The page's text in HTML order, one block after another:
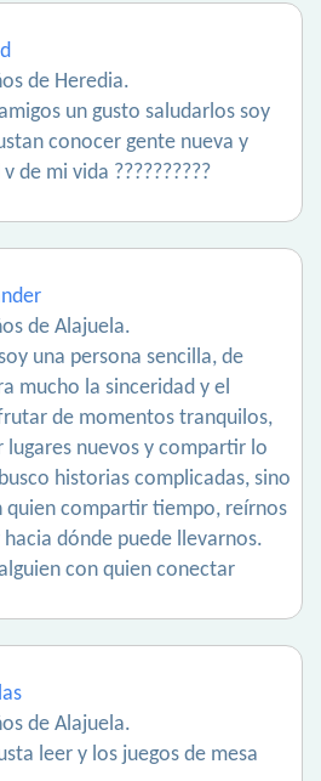
de Heredia.
un gusto saludarlos soy
conocer gente nueva y
de mi vida ??????????
de Alajuela.
una persona sencilla, de
mucho la sinceridad y el
de momentos tranquilos,
lugares nuevos y compartir lo
historias complicadas, sino
quien compartir tiempo, reírnos
dónde puede llevarnos.
con quien conectar
de Alajuela.
leer y los juegos de mesa